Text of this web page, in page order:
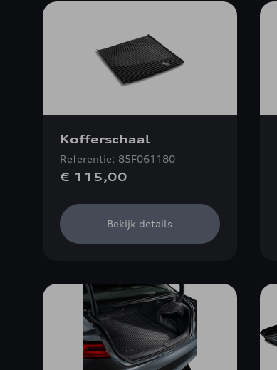
Kofferschaal
Referentie: 85F061180
€ 115,00
Bekijk details